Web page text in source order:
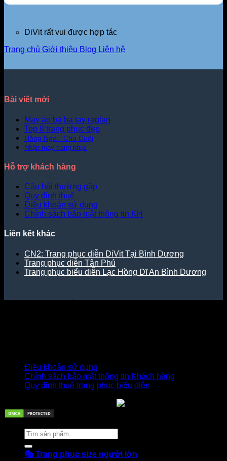
DiVit rất vui được hợp tác
Trang chủ Giới thiệu Blog Liên hệ
Bài viết mới
May áo bà ba tay raglan
Top 8 trang phục đẹp
Hằng Nga - Chú Cuội
Nhận may trang phục
Hỗ trợ khách hàng
Câu hỏi thường gặp
Quy định thuê
Điều khoản sử dụng
Chính sách bảo mật thông tin KH
Liên kết khác
CN2: Trang phục diễn DiVit Tại Bình Dương
Trang phục diễn Tân Phú
Trang phục biểu diễn Lạc Hồng Dĩ An Bình Dương
Điều khoản sử dụng
Chính sách bảo mật thông tin Khách hàng
Quy định thuê trang phục biểu diễn
Tìm
kiếm:
🎭 Trang phục size người lớn